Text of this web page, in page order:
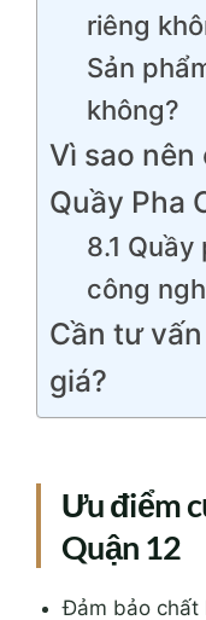
riêng
Sản
không?
Vì sao
Quầy Pha
8.1
công
Cần tư
giá?
Ưu điểm
Quận 12
Đảm bảo chất